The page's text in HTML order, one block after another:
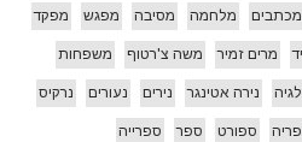
מכתבים מלחמה מסיבה מפגש מפקד
מרים זמיר משה צ'רטוף משפחות
נירה אטינגר נירים נעורים נרקיס
ספורט ספר ספרייה